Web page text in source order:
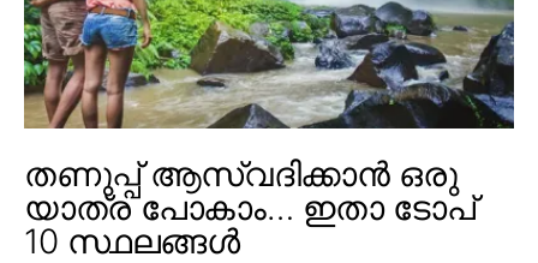
തണുപ്പ് ആസ്വദിക്കാൻ ഒരു
യാത്ര പോകാം… ഇതാ ടോപ്
10 സ്ഥലങ്ങൾ